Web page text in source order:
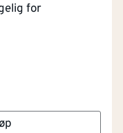
for